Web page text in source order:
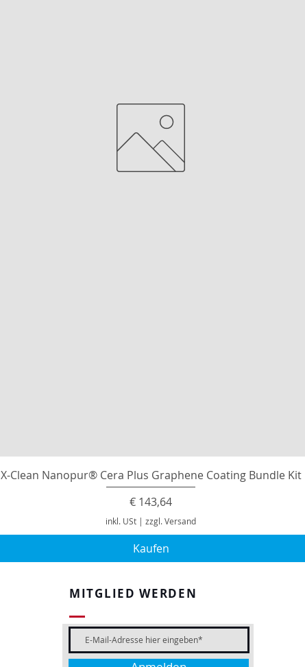
X-Clean Nanopur® Cera Plus Graphene Coating Bundle Kit
Preis
€ 143,64
inkl. USt | zzgl. Versand
Kaufen
MITGLIED WERDEN